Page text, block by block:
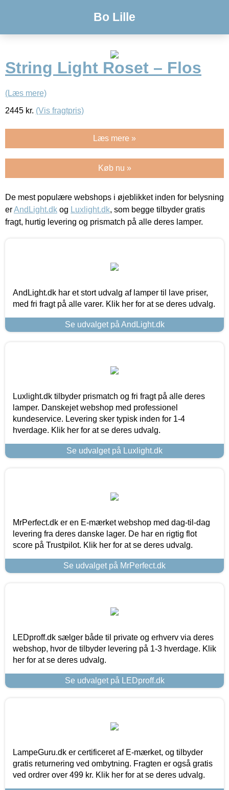
Bo Lille
String Light Roset – Flos
(Læs mere)
2445 kr. (Vis fragtpris)
Læs mere »
Køb nu »
De mest populære webshops i øjeblikket inden for belysning
erAndLight.dk og Luxlight.dk, som begge tilbyder gratis
fragt, hurtig levering og prismatch på alle deres lamper.
AndLight.dk har et stort udvalg af lamper til lave priser,
med fri fragt på alle varer. Klik her for at se deres udvalg.
Se udvalget på AndLight.dk
Luxlight.dk tilbyder prismatch og fri fragt på alle deres
lamper. Danskejet webshop med professionel
kundeservice. Levering sker typisk inden for 1-4
hverdage. Klik her for at se deres udvalg.
Se udvalget på Luxlight.dk
MrPerfect.dk er en E-mærket webshop med dag-til-dag
levering fra deres danske lager. De har en rigtig flot
score på Trustpilot. Klik her for at se deres udvalg.
Se udvalget på MrPerfect.dk
LEDproff.dk sælger både til private og erhverv via deres
webshop, hvor de tilbyder levering på 1-3 hverdage. Klik
her for at se deres udvalg.
Se udvalget på LEDproff.dk
LampeGuru.dk er certificeret af E-mærket, og tilbyder
gratis returnering ved ombytning. Fragten er også gratis
ved ordrer over 499 kr. Klik her for at se deres udvalg.